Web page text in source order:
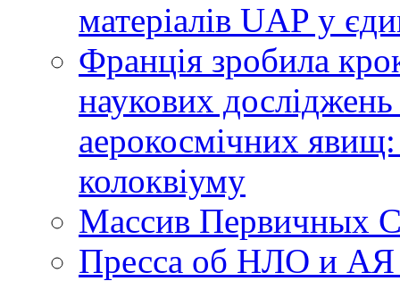
матеріалів UAP у
Франція зробила
наукових
аерокосмічних
колоквіуму
Массив Первичных
Пресса об НЛО и